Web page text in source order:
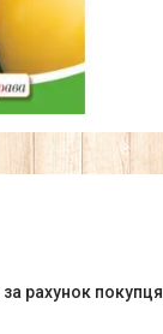
за рахунок покупця